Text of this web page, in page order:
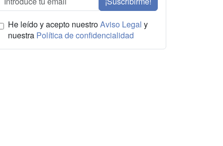
He leído y acepto nuestroAviso Legal y
nuestra Política de confidencialidad